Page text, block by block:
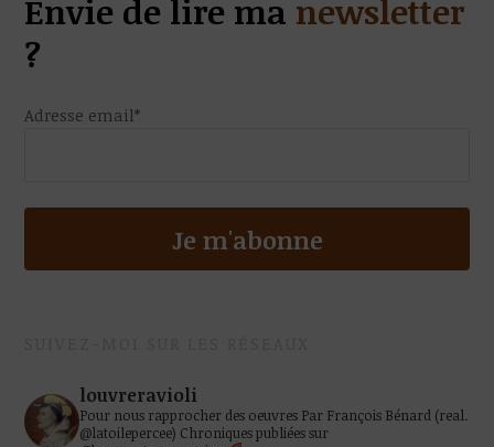
Envie de lire ma newsletter
?
Adresse email*
louvreravioli
Pour nous rapprocher des oeuvres Par François Bénard (real.
@latoilepercee) Chroniques publiées sur